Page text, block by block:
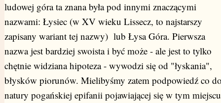
ludowej góra ta znana była pod innymi znaczącymi
nazwami: Łysiec (w XV wieku Lissecz, to najstarszy
zapisany wariant tej nazwy) lub Łysa Góra. Pierwsza
nazwa jest bardziej swoista i być może - ale jest to tylko
chętnie widziana hipoteza - wywodzi się od "łyskania",
błysków piorunów. Mielibyśmy zatem podpowiedź co
natury pogańskiej epifanii pojawiającej się w tym